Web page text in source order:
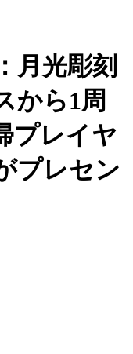
月光彫刻
から1周
プレイヤ
プレセン